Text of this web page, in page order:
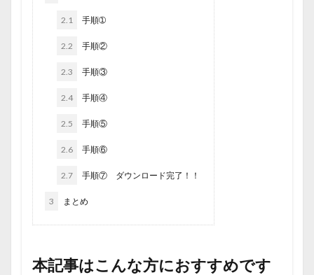
2.1 手順➀
2.2 手順②
2.3 手順③
2.4 手順④
2.5 手順⑤
2.6 手順⑥
2.7 手順⑦ ダウンロード完了！！
3 まとめ
本記事はこんな方におすすめです